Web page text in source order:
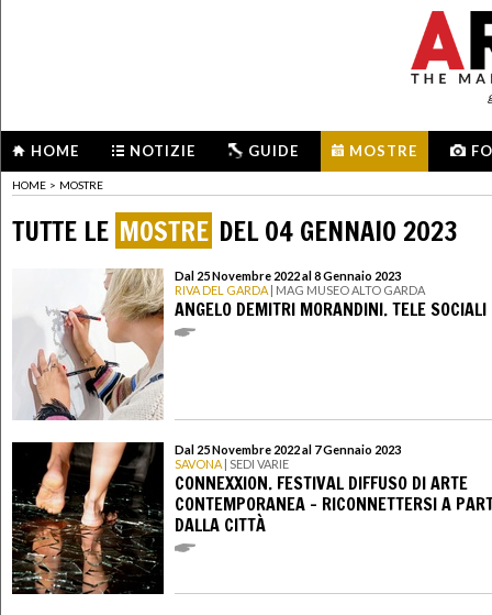
HOME NOTIZIE GUIDE MOSTRE
HOME > MOSTRE
TUTTE LE MOSTRE DEL 04 GENNAIO 2023
Dal 25 Novembre 2022 al 8 Gennaio 2023
RIVA DEL GARDA | MAG MUSEO ALTO GARDA
ANGELO DEMITRI MORANDINI. TELE SOCIALI
Dal 25 Novembre 2022 al 7 Gennaio 2023
SAVONA | SEDI VARIE
CONNEXXION. FESTIVAL DIFFUSO DI ARTE
CONTEMPORANEA - RICONNETTERSI A
DALLA CITTÀ